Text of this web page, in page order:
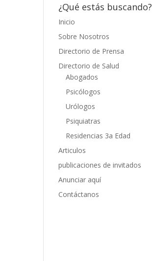
¿Qué estás buscando?
Inicio
Sobre Nosotros
Directorio de Prensa
Directorio de Salud
Abogados
Psicólogos
Urólogos
Psiquiatras
Residencias 3a Edad
Articulos
publicaciones de invitados
Anunciar aquí
Contáctanos